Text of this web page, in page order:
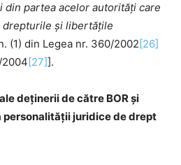
din partea acelor autorități care
drepturile și libertățile
(1) din Legea nr. 360/2002 [26]
[27]].
deținerii de către BOR și
personalității juridice de drept